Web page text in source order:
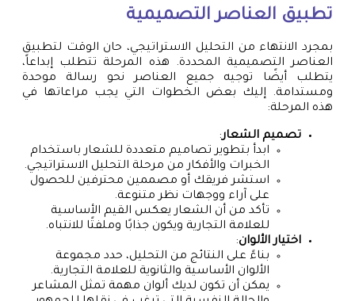
تطبيق العناصر التصميمية
بمجرد الانتهاء من التحليل الاستراتيجي، حان الوقت لتطبيق
العناصر التصميمية المحددة. هذه المرحلة تتطلب إبداعاً،
يتطلب أيضًا توجيه جميع العناصر نحو رسالة موحدة
ومستدامة. إليك بعض الخطوات التي يجب مراعاتها في
هذه المرحلة:
تصميم الشعار:
ابدأ بتطوير تصاميم متعددة للشعار باستخدام
الخبرات والأفكار من مرحلة التحليل الاستراتيجي.
استشر فريقك أو مصممين محترفين للحصول
على آراء ووجهات نظر متنوعة.
تأكد من أن الشعار يعكس القيم الأساسية
للعلامة التجارية ويكون جذابًا وملفتًا للانتباه.
اختيار الألوان:
بناءً على النتائج من التحليل، حدد مجموعة
الألوان الأساسية والثانوية للعلامة التجارية.
يمكن أن تكون لديك ألوان مهمة تمثل المشاعر